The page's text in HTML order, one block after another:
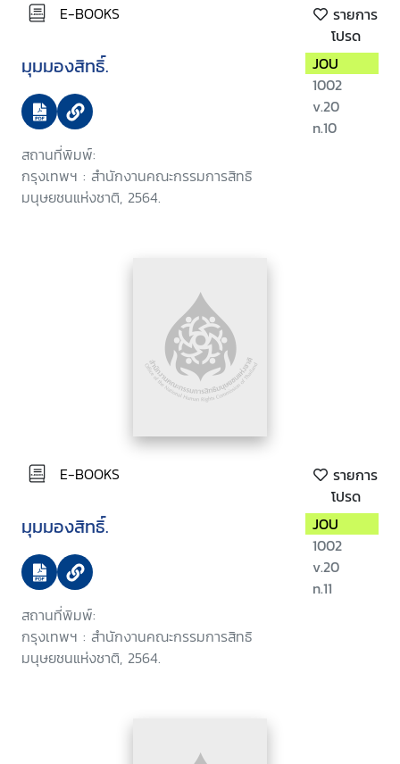
E-BOOKS
รายการ
โปรด
มุมมองสิทธิ์.
สถานที่พิมพ์:
กรุงเทพฯ : สำนักงานคณะกรรมการสิทธิ
มนุษยชนแห่งชาติ, 2564.
JOU
1002
v.20
n.10
E-BOOKS
รายการ
โปรด
มุมมองสิทธิ์.
สถานที่พิมพ์:
กรุงเทพฯ : สำนักงานคณะกรรมการสิทธิ
มนุษยชนแห่งชาติ, 2564.
JOU
1002
v.20
n.11